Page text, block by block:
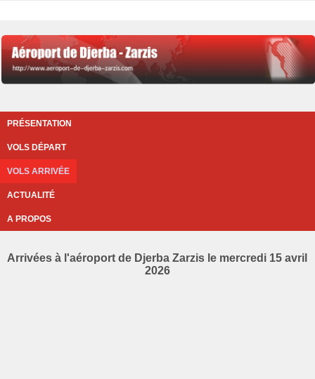
PRÉSENTATION
VOLS DÉPART
VOLS ARRIVÉE
ACTUALITÉ
A PROPOS
Arrivées à l'aéroport de Djerba Zarzis le mercredi 15 avril
2026